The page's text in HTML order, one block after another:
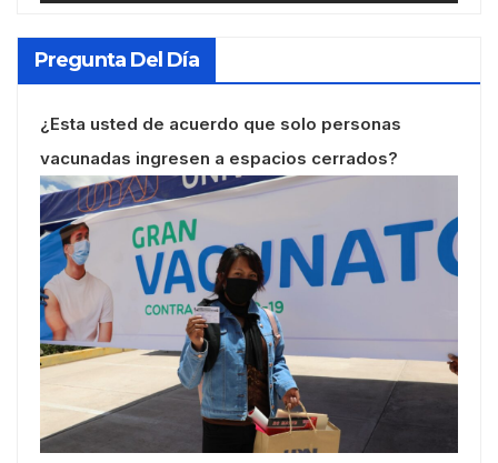
Pregunta Del Día
¿Esta usted de acuerdo que solo personas
vacunadas ingresen a espacios cerrados?